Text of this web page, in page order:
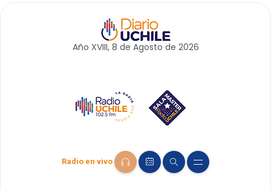
Año XVIII, 8 de Agosto de 2026
Radio en vivo